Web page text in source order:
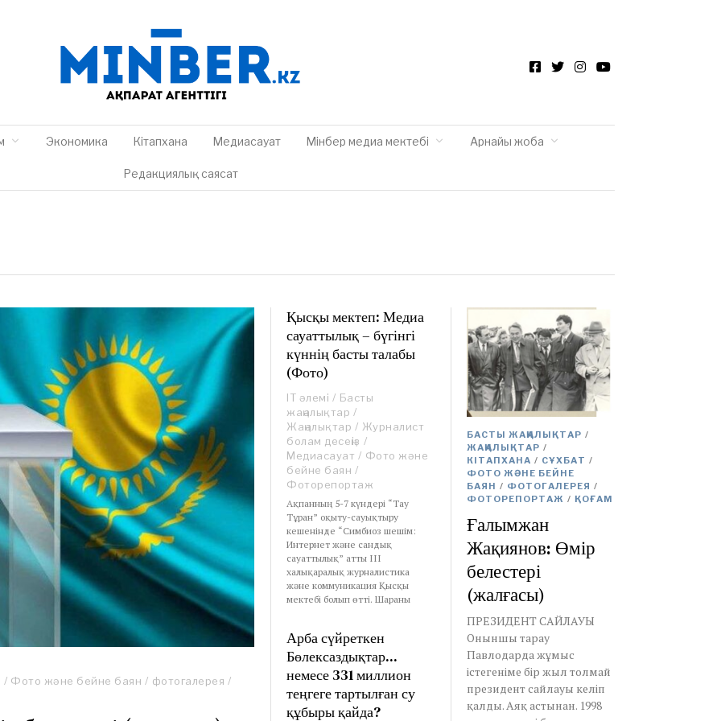
Экономика Кітапхана Медиасауат Мінбер медиа мектебі Арнайы жоба
Редакциялық саясат
/ Фото және бейне баян / фотогалерея /
БАСТЫ ЖАҢАЛЫҚТАР /
ЖАҢАЛЫҚТАР /
КІТАПХАНА / СҰХБАТ /
ФОТО ЖӘНЕ БЕЙНЕ
БАЯН / ФОТОГАЛЕРЕЯ /
ФОТОРЕПОРТАЖ / ҚОҒАМ
Ғалымжан
Жақиянов: Өмір
белестері
(жалғасы)
ПРЕЗИДЕНТ САЙЛАУЫ
Оныншы тарау
Павлодарда жұмыс
істегеніме бip жыл толмай
президент сайлауы келіп
қалды. Аяқ астынан. 1998
Қысқы мектеп: Медиа
сауаттылық – бүгінгі
күннің басты талабы
(Фото)
IT әлемі / Басты
жаңалықтар /
Жаңалықтар / Журналист
болам десеңіз /
Медиасауат / Фото және
бейне баян /
Фоторепортаж
Ақпанның 5-7 күндері “Тау
Тұран” оқыту-сауықтыру
кешенінде “Симбиоз шешім:
Интернет және сандық
сауаттылық” атты ІІІ
халықаралық журналистика
және коммуникация Қысқы
мектебі болып өтті. Шараны
Арба сүйреткен
Бөлексаздықтар…
немесе 331 миллион
теңгеге тартылған су
құбыры қайда?